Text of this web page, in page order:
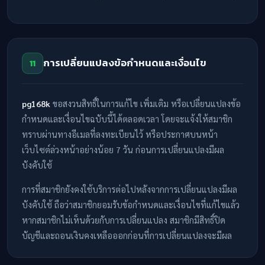
11 การเปลี่ยนแปลงข้อกำหนดและเงื่อนไข
pg168k ขอสงวนสิทธิ์ในการแก้ไข เพิ่มเติม หรือเปลี่ยนแปลงข้อ
กำหนดและเงื่อนไขฉบับนี้ได้ตลอดเวลา โดยจะแจ้งให้สมาชิก
ทราบผ่านทางอีเมลที่ลงทะเบียนไว้ หรือประกาศบนหน้า
เว็บไซต์ล่วงหน้าอย่างน้อย 7 วัน ก่อนการเปลี่ยนแปลงมีผล
บังคับใช้
การที่สมาชิกยังคงใช้บริการต่อไปหลังจากการเปลี่ยนแปลงมีผล
บังคับใช้ ถือว่าสมาชิกยอมรับข้อกำหนดและเงื่อนไขที่แก้ไขแล้ว
หากสมาชิกไม่เห็นด้วยกับการเปลี่ยนแปลง สมาชิกมีสิทธิ์ปิด
บัญชีและถอนเงินคงเหลือออกก่อนที่การเปลี่ยนแปลงจะมีผล